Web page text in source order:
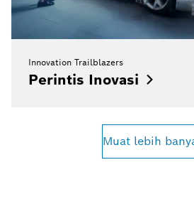
Innovation Trailblazers
Perintis Inovasi
Muat lebih